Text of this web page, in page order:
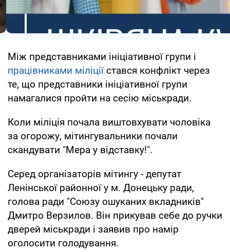
Між представниками ініціативної групи і
працівниками міліціїстався конфлікт через
те, що представники ініціативної групи
намагалися пройти на сесію міськради.
Коли міліція почала виштовхувати чоловіка
за огорожу, мітингувальники почали
скандувати "Мера у відставку!".
Серед організаторів мітингу - депутат
Ленінської районної у м. Донецьку ради,
голова ради "Союзу ошуканих вкладників"
Дмитро Верзилов. Він прикував себе до ручки
дверей міськради і заявив про намір
оголосити голодування.